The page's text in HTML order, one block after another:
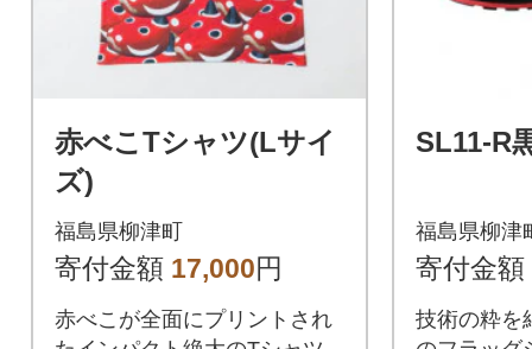
赤べこTシャツ(Lサイ
ズ)
福島県柳津町
寄付金額 17,000円
赤べこが全面にプリントされ
SL11-R
福島県柳津
寄付金額
技術の粋を